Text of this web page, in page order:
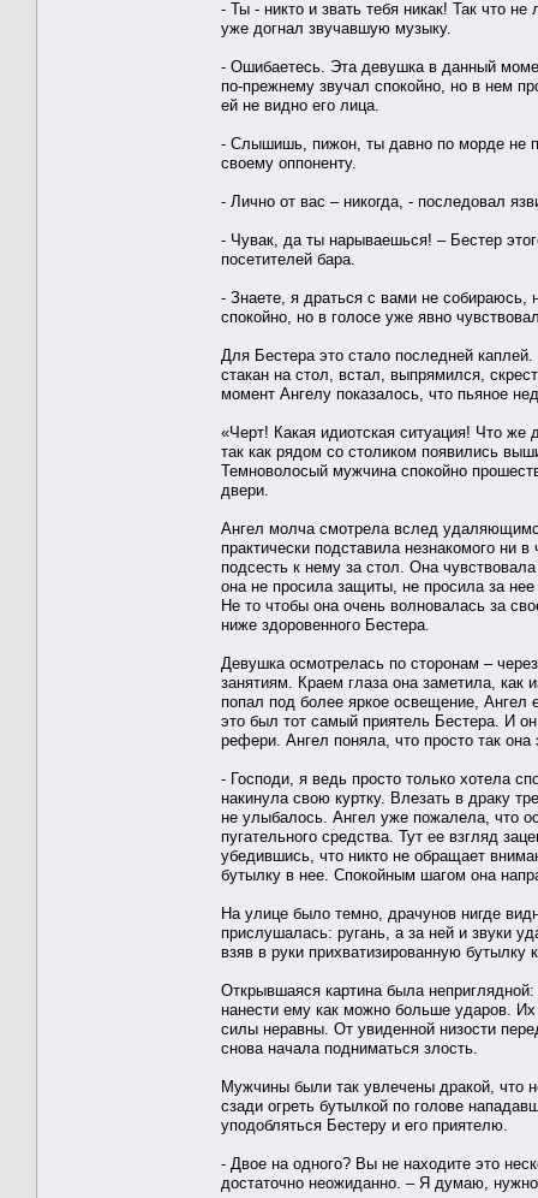
- Ты - никто и звать тебя никак! Так что
уже догнал звучавшую музыку.
- Ошибаетесь. Эта девушка в данный
по-прежнему звучал спокойно, но в нем
ей не видно его лица.
- Слышишь, пижон, ты давно по морде не
своему оппоненту.
- Лично от вас – никогда, - последовал
- Чувак, да ты нарываешься! – Бестер
посетителей бара.
- Знаете, я драться с вами не собираюсь,
спокойно, но в голосе уже явно
Для Бестера это стало последней
стакан на стол, встал, выпрямился,
момент Ангелу показалось, что пьяное
«Черт! Какая идиотская ситуация! Что
так как рядом со столиком появились
Темноволосый мужчина спокойно
двери.
Ангел молча смотрела вслед
практически подставила незнакомого ни
подсесть к нему за стол. Она
она не просила защиты, не просила за
Не то чтобы она очень волновалась за
ниже здоровенного Бестера.
Девушка осмотрелась по сторонам –
занятиям. Краем глаза она заметила, как
попал под более яркое освещение, Ангел
это был тот самый приятель Бестера. И
рефери. Ангел поняла, что просто так
- Господи, я ведь просто только хотела
накинула свою куртку. Влезать в драку
не улыбалось. Ангел уже пожалела, что
пугательного средства. Тут ее взгляд
убедившись, что никто не обращает
бутылку в нее. Спокойным шагом она
На улице было темно, драчунов нигде
прислушалась: ругань, а за ней и звуки
взяв в руки прихватизированную
Открывшаяся картина была
нанести ему как можно больше ударов.
силы неравны. От увиденной низости
снова начала подниматься злость.
Мужчины были так увлечены дракой, что
сзади огреть бутылкой по голове
уподобляться Бестеру и его приятелю.
- Двое на одного? Вы не находите это
достаточно неожиданно. – Я думаю,